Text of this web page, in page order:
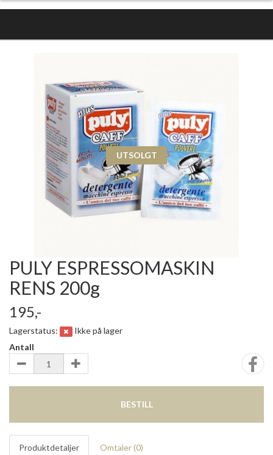
UTSOLGT
PULY ESPRESSOMASKIN
RENS 200g
195,-
Lagerstatus:
Ikke på lager
Antall
BESTILL
Produktdetaljer Omtaler (0)